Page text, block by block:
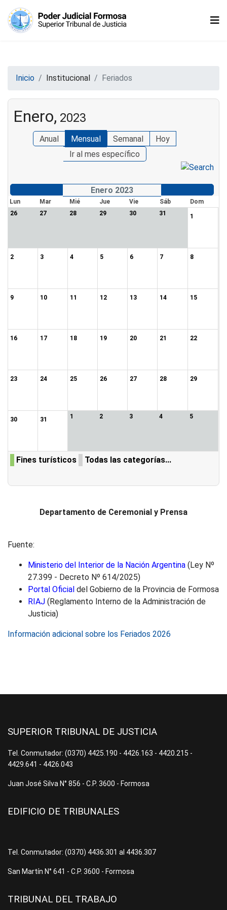
Inicio Institucional Feriados
Enero, 2023
Anual Mensual Semanal
Hoy
Ir al mes específico
Enero 2023
Lun Mar Mié Jue Vie Sáb
Dom
26
27 28 29 30 31 1
2 3 4 5 6 7 8
9 10 11 12 13 14 15
16 17 18 19 20 21 22
23 24 25 26 27 28 29
30 31 1 2 3 4 5
Fines turísticos Todas las categorías...
Departamento de Ceremonial y Prensa
Fuente:
Ministerio del Interior de la Nación Argentina (Ley Nº
27.399 - Decreto Nº 614/2025)
Portal Oficial del Gobierno de la Provincia de Formosa
RIAJ (Reglamento Interno de la Administración de
Justicia)
Información adicional sobre los Feriados 2026
SUPERIOR TRIBUNAL DE JUSTICIA
Tel. Conmutador: (0370) 4425.190 - 4426.163 - 4420.215 -
4429.641 - 4426.043
Juan José Silva N° 856 - C.P. 3600 - Formosa
EDIFICIO DE TRIBUNALES
Tel. Conmutador: (0370) 4436.301 al 4436.307
San Martín N° 641 - C.P. 3600 - Formosa
TRIBUNAL DEL TRABAJO